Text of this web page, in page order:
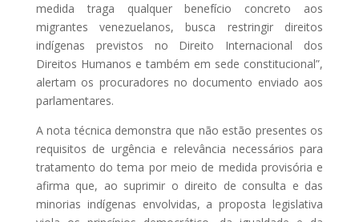
medida traga qualquer benefício concreto aos
migrantes venezuelanos, busca restringir direitos
indígenas previstos no Direito Internacional dos
Direitos Humanos e também em sede constitucional”,
alertam os procuradores no documento enviado aos
parlamentares.
A nota técnica demonstra que não estão presentes os
requisitos de urgência e relevância necessários para
tratamento do tema por meio de medida provisória e
afirma que, ao suprimir o direito de consulta e das
minorias indígenas envolvidas, a proposta legislativa